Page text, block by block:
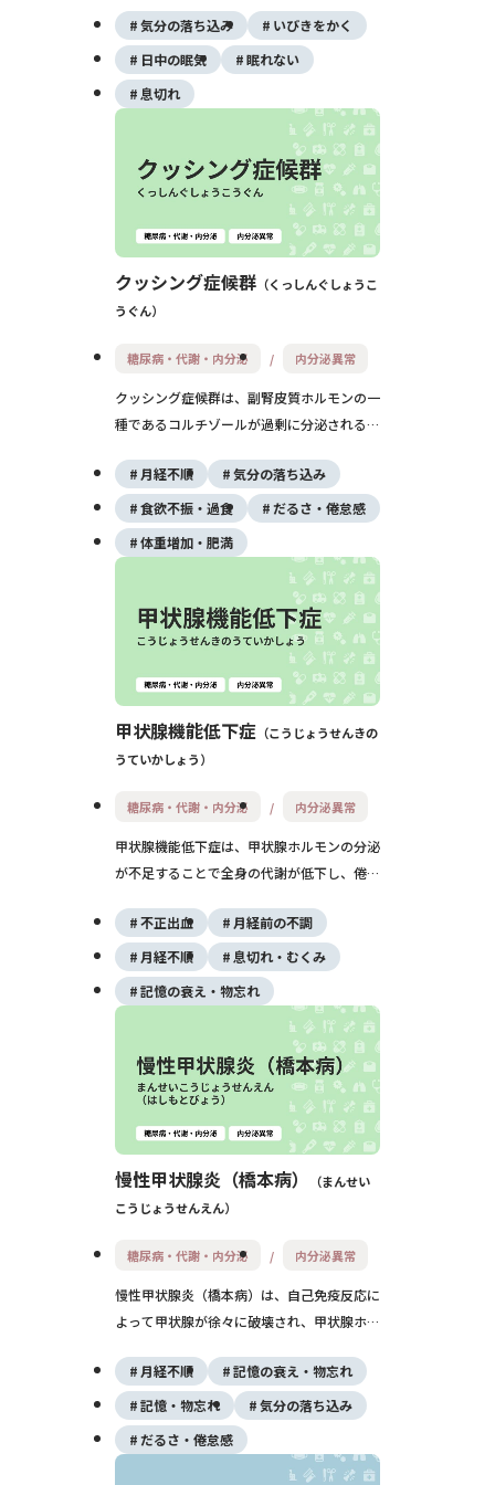
理的問題のリスクを高めるため、早期の介入
と家庭・学校での一体的な対策が重要です。
気分の落ち込み
いびきをかく
日中の眠気
眠れない
息切れ
クッシング症候群
くっしんぐしょうこ
うぐん
糖尿病・代謝・内分泌 内分泌異常
クッシング症候群は、副腎皮質ホルモンの一
種であるコルチゾールが過剰に分泌されるこ
鬆症、糖尿病など多くの代謝異常を引き起こ
します。原因に応じた的確な診断と治療が必
要です。
月経不順
気分の落ち込み
食欲不振・過食
だるさ・倦怠感
体重増加・肥満
甲状腺機能低下症
こうじょうせんきの
うていかしょう
糖尿病・代謝・内分泌 内分泌異常
甲状腺機能低下症は、甲状腺ホルモンの分泌
が不足することで全身の代謝が低下し、倦怠
す疾患です。橋本病が主な原因で、ホルモン
補充療法により症状の改善が期待できます。
不正出血
月経前の不調
月経不順
息切れ・むくみ
記憶の衰え・物忘れ
慢性甲状腺炎（橋本病）
まんせい
こうじょうせんえん
糖尿病・代謝・内分泌 内分泌異常
慢性甲状腺炎（橋本病）は、自己免疫反応に
よって甲状腺が徐々に破壊され、甲状腺ホル
く、倦怠感や体重増加、寒がりなどの症状が
現れます。ホルモン補充治療により日常生活
を支障なく送ることが可能です。
月経不順
記憶の衰え・物忘れ
記憶・物忘れ
気分の落ち込み
だるさ・倦怠感